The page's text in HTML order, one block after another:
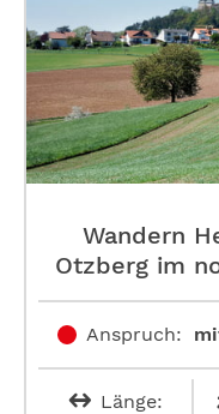
Wandern
Otzberg im
Anspruch:
Länge: